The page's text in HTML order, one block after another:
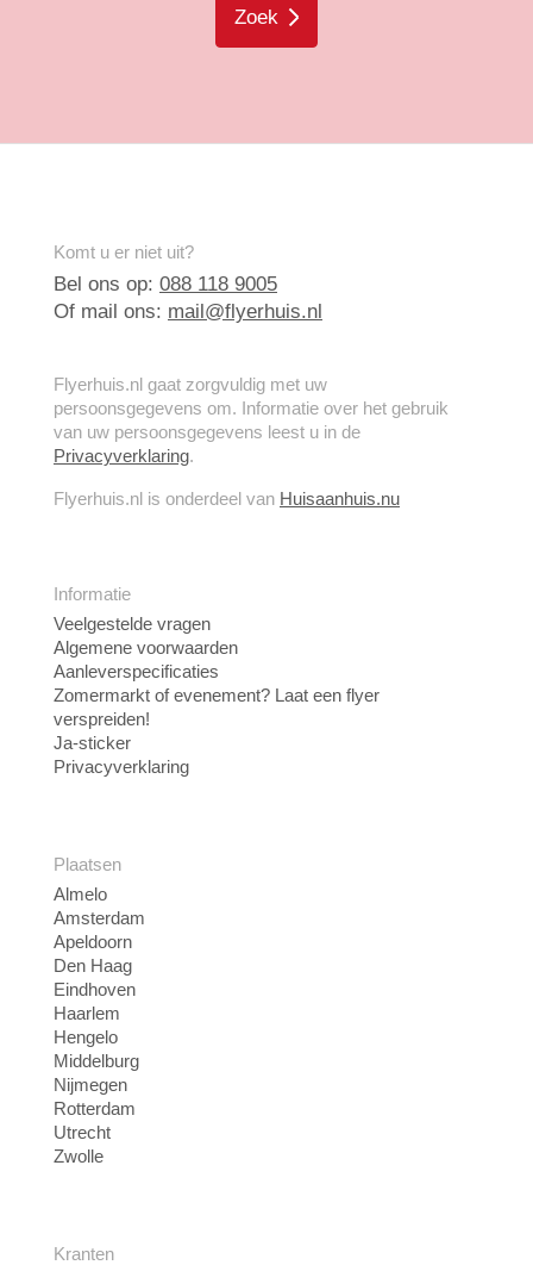
Zoek
Komt u er niet uit?
Bel ons op: 088 118 9005
Of mail ons: mail@flyerhuis.nl
Flyerhuis.nl gaat zorgvuldig met uw
persoonsgegevens om. Informatie over het gebruik
van uw persoonsgegevens leest u in de
Privacyverklaring.
Flyerhuis.nl is onderdeel van Huisaanhuis.nu
Informatie
Veelgestelde vragen
Algemene voorwaarden
Aanleverspecificaties
Zomermarkt of evenement? Laat een flyer
verspreiden!
Ja-sticker
Privacyverklaring
Plaatsen
Almelo
Amsterdam
Apeldoorn
Den Haag
Eindhoven
Haarlem
Hengelo
Middelburg
Nijmegen
Rotterdam
Utrecht
Zwolle
Kranten